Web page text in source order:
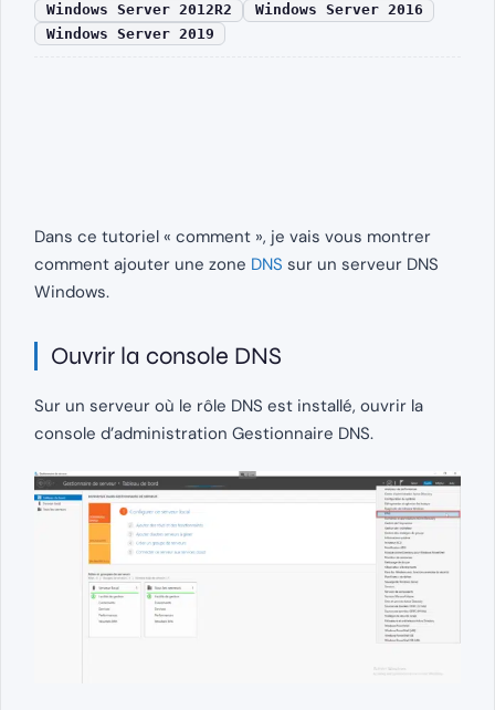
Windows Server 2012R2
Windows Server 2016
Windows Server 2019
Dans ce tutoriel « comment », je vais vous montrer
comment ajouter une zone DNS sur un serveur DNS
Windows.
Ouvrir la console DNS
Sur un serveur où le rôle DNS est installé, ouvrir la
console d’administration Gestionnaire DNS.